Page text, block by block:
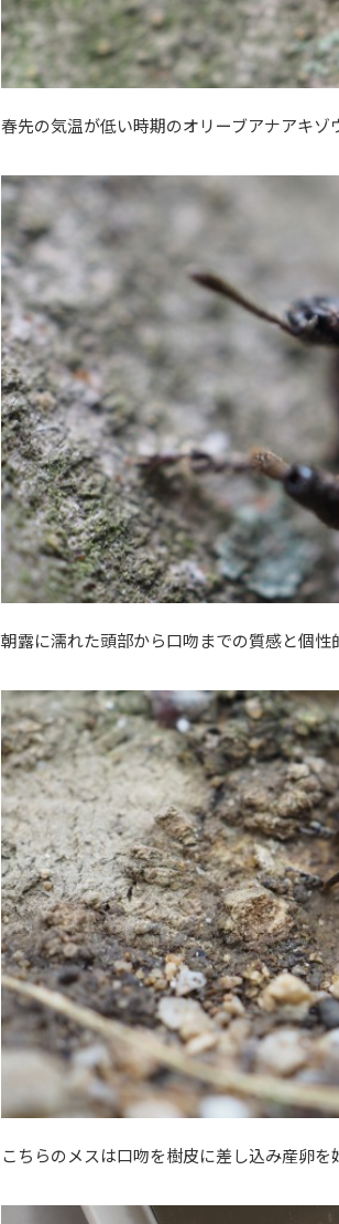
春先の気温が低い時期のオリーブアナアキゾ
朝露に濡れた頭部から口吻までの質感と個性
こちらのメスは口吻を樹皮に差し込み産卵を